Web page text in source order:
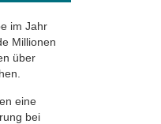
im Jahr
Millionen
über
eine
bei